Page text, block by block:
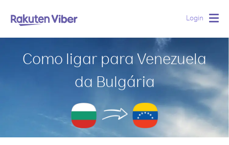
Login
Como ligar para Venezuela
da Bulgária